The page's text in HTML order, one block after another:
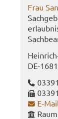
Frau
DE-​
E-​